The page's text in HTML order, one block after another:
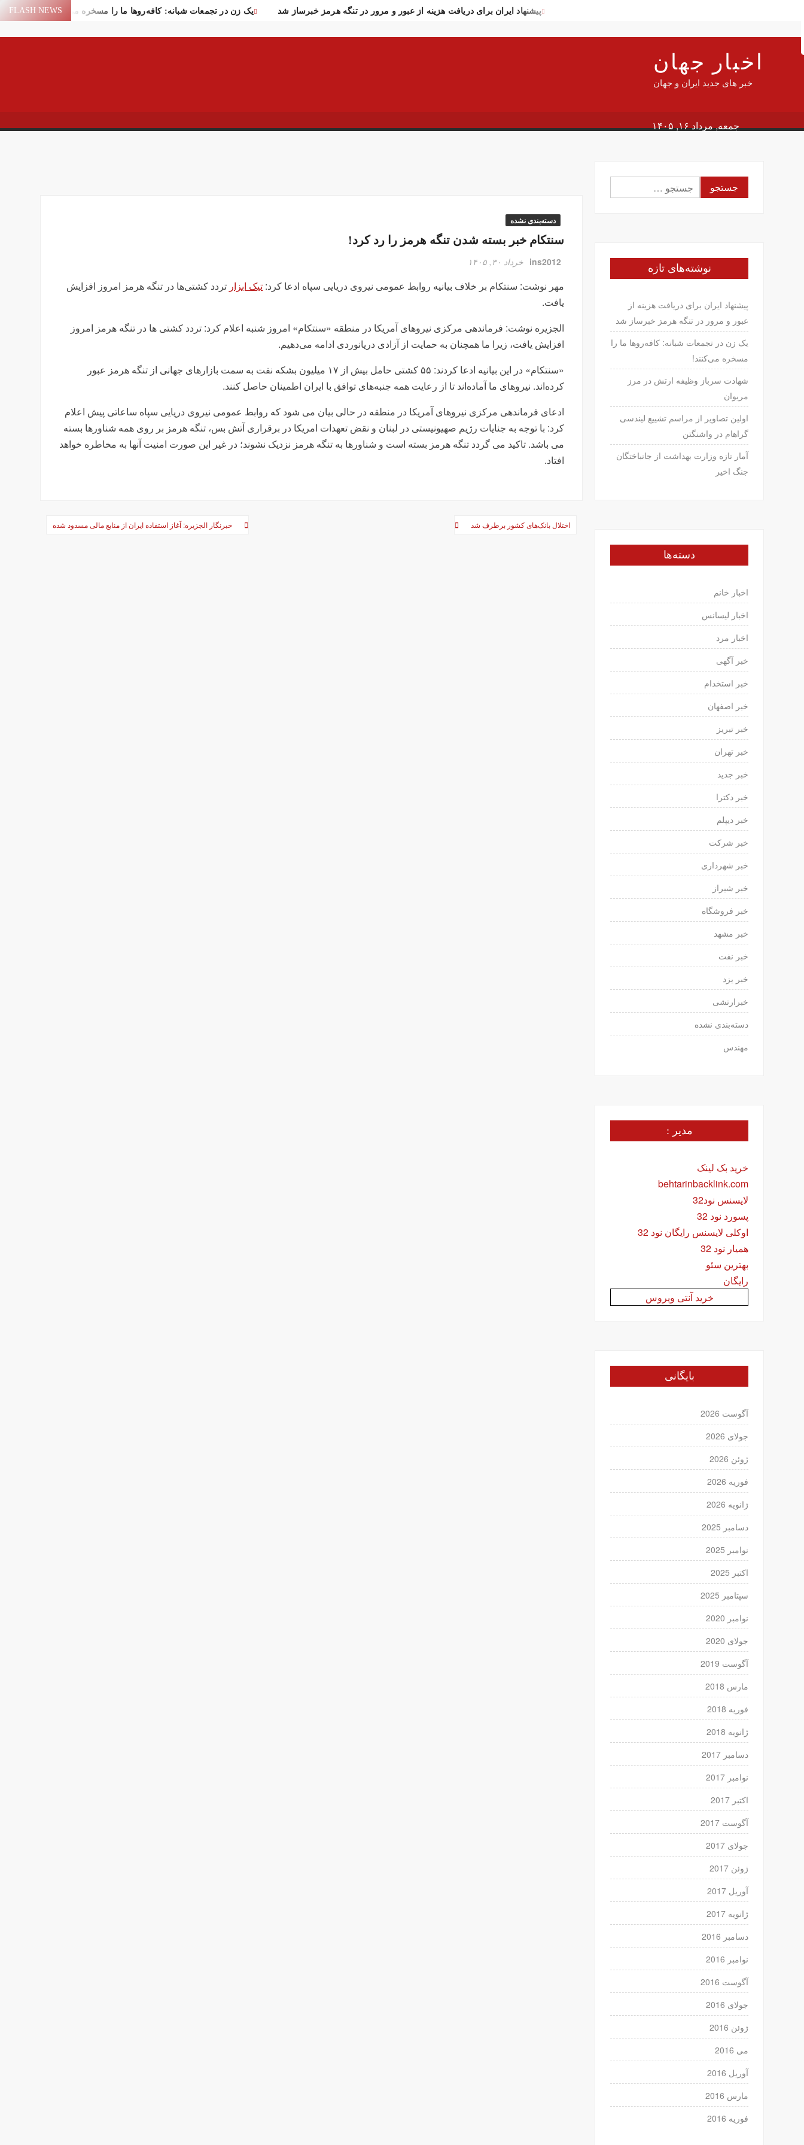
content
FLASH NEWS پیشنهاد ایران برای دریافت هزینه از عبور و مرور در تنگه هرمز خبرساز شد
یک زن در تجمعات شبانه: کافه‌روها ما را مسخره می‌کنند!
اخبار جهان
خبر های جدید ایران و جهان
جمعه, مرداد ۱۶, ۱۴۰۵
دسته‌بندی نشده
سنتکام خبر بسته شدن تنگه هرمز را رد کرد!
ins2012 خرداد ۳۰, ۱۴۰۵
مهر نوشت: سنتکام بر خلاف بیانیه روابط عمومی نیروی دریایی سپاه ادعا کرد: تیک ابزار تردد کشتی‌ها در تنگه هرمز امروز افزایش
یافت.
الجزیره نوشت: فرماندهی مرکزی نیروهای آمریکا در منطقه «سنتکام» امروز شنبه اعلام کرد: تردد کشتی‌ ها در تنگه هرمز امروز
افزایش یافت، زیرا ما همچنان به حمایت از آزادی دریانوردی ادامه می‌دهیم.
«سنتکام» در این بیانیه ادعا کردند: ۵۵ کشتی حامل بیش از ۱۷ میلیون بشکه نفت به سمت بازارهای جهانی از تنگه هرمز عبور
کرده‌اند. نیروهای ما آماده‌اند تا از رعایت همه جنبه‌های توافق با ایران اطمینان حاصل کنند.
ادعای فرماندهی مرکزی نیروهای آمریکا در منطقه در حالی بیان می شود که روابط عمومی نیروی دریایی سپاه ساعاتی پیش اعلام
کرد: با توجه به جنایات رژیم صهیونیستی در لبنان و نقض تعهدات امریکا در برقراری آتش بس، تنگه هرمز بر روی همه شناورها بسته
می باشد. تاکید می گردد تنگه هرمز بسته است و شناورها به تنگه هرمز نزدیک نشوند؛ در غیر این صورت امنیت آنها به مخاطره خواهد
افتاد.
راهبری
خبرنگار الجزیره: آغاز استفاده ایران از منابع مالی مسدود شده اختلال بانک‌های کشور برطرف شد
جستجو
برای:
نوشته‌های تازه
پیشنهاد ایران برای دریافت هزینه از
عبور و مرور در تنگه هرمز خبرساز شد
یک زن در تجمعات شبانه: کافه‌روها ما را
مسخره می‌کنند!
شهادت سرباز وظیفه ارتش در مرز
مریوان
اولین تصاویر از مراسم تشییع لیندسی
گراهام در واشنگتن
آمار تازه وزارت بهداشت از جانباختگان
جنگ اخیر
دسته‌ها
اخبار خانم
اخبار لیسانس
اخبار مرد
خبر آگهی
خبر استخدام
خبر اصفهان
خبر تبریز
خبر تهران
خبر جدید
خبر دکترا
خبر دیپلم
خبر شرکت
خبر شهرداری
خبر شیراز
خبر فروشگاه
خبر مشهد
خبر نفت
خبر یزد
خبرارتشی
دسته‌بندی نشده
مهندس
مدیر :
خرید بک لینک
behtarinbacklink.com
لایسنس نود32
پسورد نود 32
اوکلی لایسنس رایگان نود 32
همیار نود 32
بهترین سئو
رایگان
خرید آنتی ویروس
بایگانی
آگوست 2026
جولای 2026
ژوئن 2026
فوریه 2026
ژانویه 2026
دسامبر 2025
نوامبر 2025
اکتبر 2025
سپتامبر 2025
نوامبر 2020
جولای 2020
آگوست 2019
مارس 2018
فوریه 2018
ژانویه 2018
دسامبر 2017
نوامبر 2017
اکتبر 2017
آگوست 2017
جولای 2017
ژوئن 2017
آوریل 2017
ژانویه 2017
دسامبر 2016
نوامبر 2016
آگوست 2016
جولای 2016
ژوئن 2016
می 2016
آوریل 2016
مارس 2016
فوریه 2016